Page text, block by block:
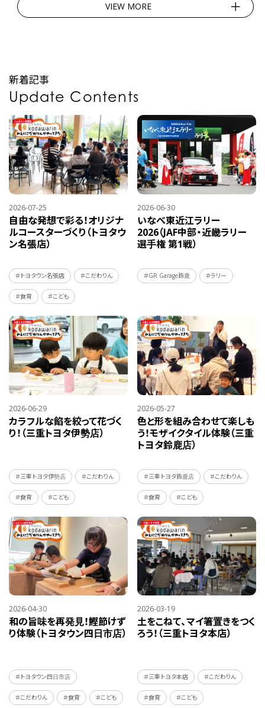
VIEW MORE
新着記事
Update Contents
2026-07-25
自由な発想で彩る！オリジナ
ルコースターづくり（トヨタウ
ン名張店）
＃トヨタウン名張店 ＃こだわりん
＃食育 ＃こども
2026-06-30
いなべ東近江ラリー
2026（JAF中部・近畿ラリー
選手権 第1戦）
＃GR Garage鈴鹿 ＃ラリー
2026-06-29
カラフルな餡を絞って花づく
り！（三重トヨタ伊勢店）
＃三重トヨタ伊勢店 ＃こだわりん
＃食育 ＃こども
2026-05-27
色と形を組み合わせて楽しも
う！モザイクタイル体験（三重
トヨタ鈴鹿店）
＃三重トヨタ鈴鹿店 ＃こだわりん
＃食育 ＃こども
2026-04-30
和の旨味を再発見！鰹節けず
り体験（トヨタウン四日市店）
＃トヨタウン四日市店
＃こだわりん ＃食育 ＃こども
2026-03-19
土をこねて、マイ箸置きをつく
ろう！（三重トヨタ本店）
＃三重トヨタ本店 ＃こだわりん
＃食育 ＃こども